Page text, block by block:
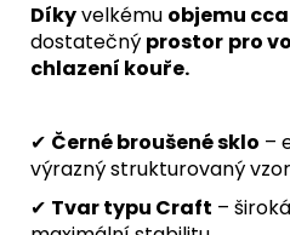
Díkyvelkému objemu
dostatečný prostor pro
chlazení kouře.
✔ Černé broušené sklo –
výrazný strukturovaný vzor
✔ Tvar typu Craft –